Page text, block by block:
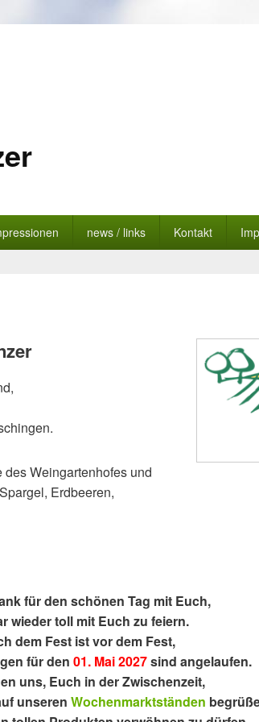
news / links Kontakt
Weingartenhofes und
Erdbeeren,
für den schönen Tag mit Euch,
wieder toll mit Euch zu feiern.
dem Fest ist vor dem Fest,
für den 01. Mai 2027sind angelaufen.
uns, Euch in der Zwischenzeit,
unseren Wochenmarktständen